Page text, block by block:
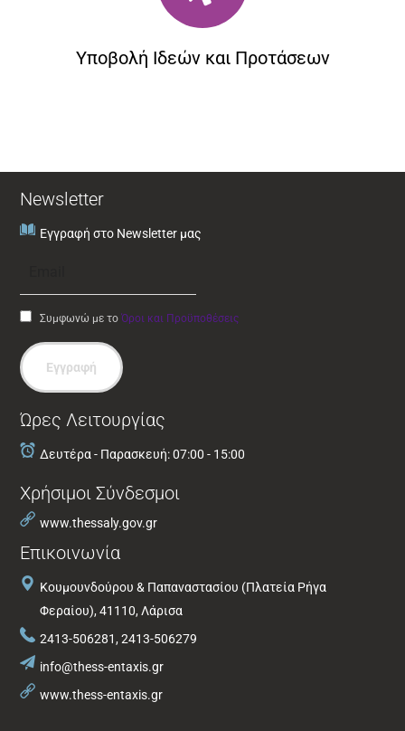
Υποβολή Ιδεών και Προτάσεων
Newsletter
Εγγραφή στο Newsletter μας
Συμφωνώ με τοΌροι και Προϋποθέσεις
Εγγραφή
Ώρες Λειτουργίας
Δευτέρα - Παρασκευή: 07:00 - 15:00
Χρήσιμοι Σύνδεσμοι
www.thessaly.gov.gr
Επικοινωνία
Κουμουνδούρου & Παπαναστασίου (Πλατεία Ρήγα
Φεραίου), 41110, Λάρισα
2413-506281, 2413-506279
info@thess-entaxis.gr
www.thess-entaxis.gr